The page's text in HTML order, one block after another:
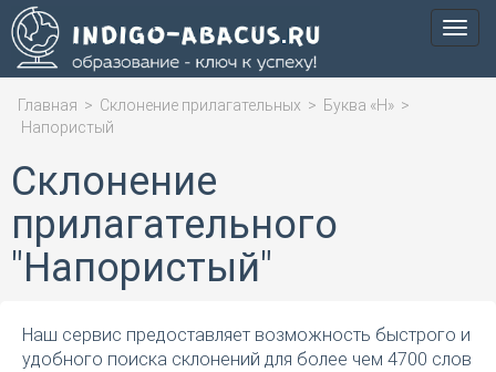
Меню
Главная > Склонение прилагательных > Буква «Н» >
Напористый
Склонение
прилагательного
"Напористый"
Наш сервис предоставляет возможность быстрого и
удобного поиска склонений для более чем 4700 слов